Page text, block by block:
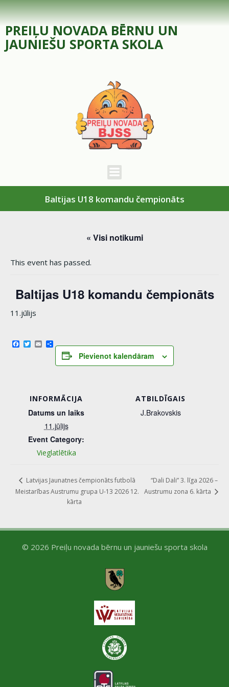
Skip
to
content
PREIĻU NOVADA BĒRNU UN
JAUNIEŠU SPORTA SKOLA
Baltijas U18 komandu čempionāts
« Visi notikumi
This event has passed.
Baltijas U18 komandu čempionāts
11.jūlijs
Facebook
Twitter
EmailShare
Pievienot kalendāram
INFORMĀCIJA
Datums un laiks
11.jūlijs
Event Category:
Vieglatlētika
ATBILDĪGAIS
J.Brakovskis
Latvijas Jaunatnes čempionāts futbolā
Meistarības Austrumu grupa U-13 2026 12.
kārta
“Dali Dali” 3. līga 2026 –
Austrumu zona 6. kārta
© 2026 Preiļu novada bērnu un jauniešu sporta skola